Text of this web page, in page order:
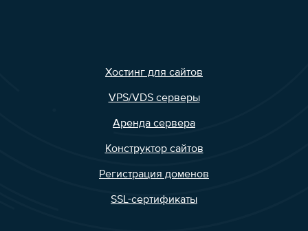
Хостинг для сайтов
VPS/VDS серверы
Аренда сервера
Конструктор сайтов
Регистрация доменов
SSL-сертификаты